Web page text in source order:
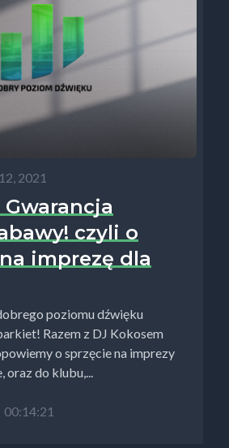
2021
Gwarancja
czyli o
imprezę dla
poziomu dźwięku
Razem z DJ Kokosem
o sprzęcie na imprezy
do klubu,...
00:14:21